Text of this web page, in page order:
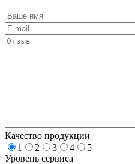
Качество продукции
1
2 3 4
5
Уровень сервиса